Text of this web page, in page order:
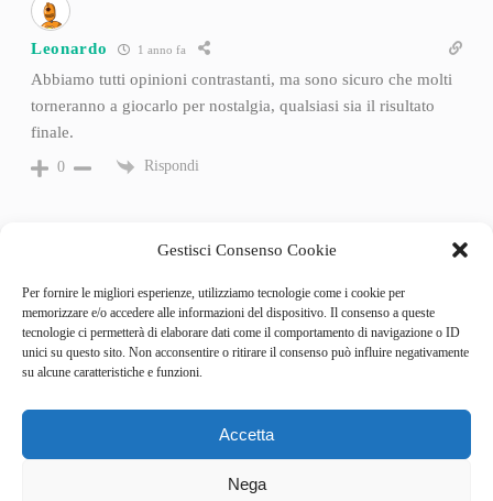
Gestisci Consenso Cookie
Per fornire le migliori esperienze, utilizziamo tecnologie come i cookie per
memorizzare e/o accedere alle informazioni del dispositivo. Il consenso a queste
tecnologie ci permetterà di elaborare dati come il comportamento di navigazione o ID
unici su questo sito. Non acconsentire o ritirare il consenso può influire negativamente
su alcune caratteristiche e funzioni.
Accetta
Nega
Leonardo 1 anno fa
Abbiamo tutti opinioni contrastanti, ma sono sicuro che molti
torneranno a giocarlo per nostalgia, qualsiasi sia il risultato
finale.
0 Rispondi
Categories
GameSpotlight